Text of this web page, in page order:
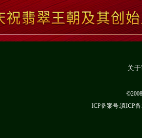
关
ICP备案号:滇ICP备